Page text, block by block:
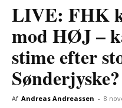
LIVE: FHK
mod HØJ –
stime efter
Sønderjyske?
Af Andreas Andreassen - 8